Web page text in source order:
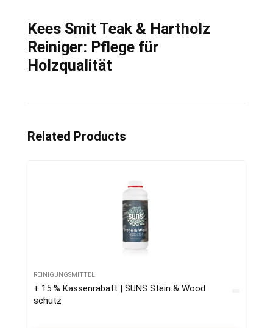
Kees Smit Teak & Hartholz
Reiniger: Pflege für
Holzqualität
Related Products
REINIGUNGSMITTEL
+ 15 % Kassenrabatt | SUNS Stein & Wood
schutz